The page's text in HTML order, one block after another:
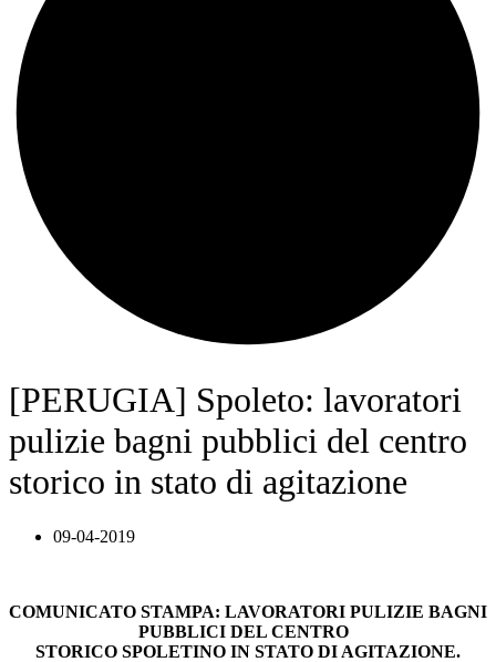
[PERUGIA] Spoleto: lavoratori
pulizie bagni pubblici del centro
storico in stato di agitazione
09-04-2019
COMUNICATO STAMPA: LAVORATORI PULIZIE BAGNI
PUBBLICI DEL CENTRO
STORICO SPOLETINO IN STATO DI AGITAZIONE.